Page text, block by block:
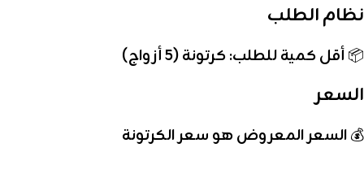
نظام الطلب
📦أقل كمية للطلب: كرتونة (5 أزواج)
السعر
💰السعر المعروض هو سعر الكرتونة